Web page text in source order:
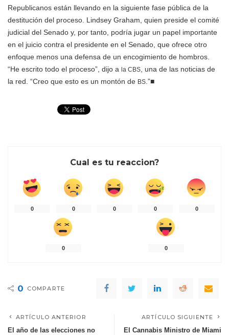
Republicanos están llevando en la siguiente fase pública de la
destitución del proceso. Lindsey Graham, quien preside el comité
judicial del Senado y, por tanto, podría jugar un papel importante
en el juicio contra el presidente en el Senado, que ofrece otro
enfoque menos una defensa de un encogimiento de hombros.
“He escrito todo el proceso”, dijo a
la CBS
, una de las noticias de
la red. “Creo que esto es un montón de BS .”■
Cual es tu reaccion?
0 0 0 0 0
0 0
0 COMPARTE
ARTÍCULO ANTERIOR
El año de las elecciones no
ARTÍCULO SIGUIENTE
El Cannabis Ministro de Miami